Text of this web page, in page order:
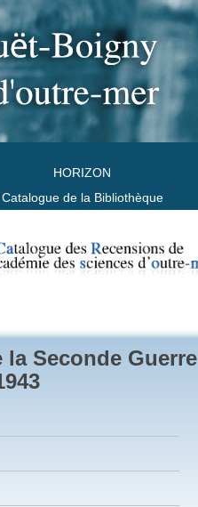
HORIZON
Catalogue de la Bibliothèque
Seconde